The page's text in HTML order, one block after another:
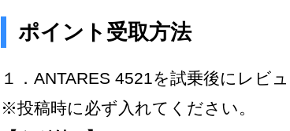
ポイント受取方法
１．ANTARES 4521を試乗後にレビ
※投稿時に必ず入れてください。